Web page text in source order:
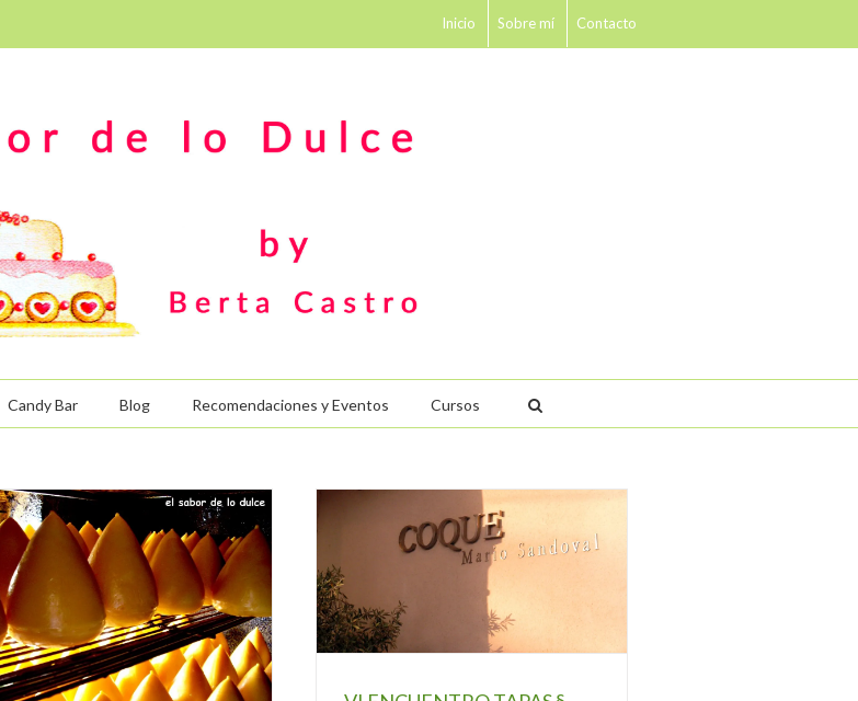
Inicio Sobre mí Contacto
Candy Bar Blog Recomendaciones y Eventos Cursos